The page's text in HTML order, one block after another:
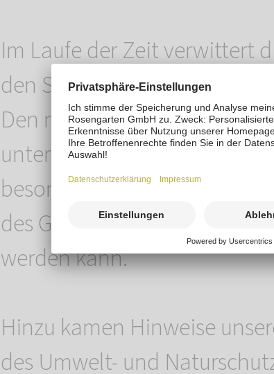
Im Laufe der Zeit verwittert
den Streubeeten und
Den natürlichen Vorgang
unterstützen und nicht
besonderen Zauber
des Gedenkens, der
werden kann.
Hinzu kamen Hinweise
des Umwelt- und